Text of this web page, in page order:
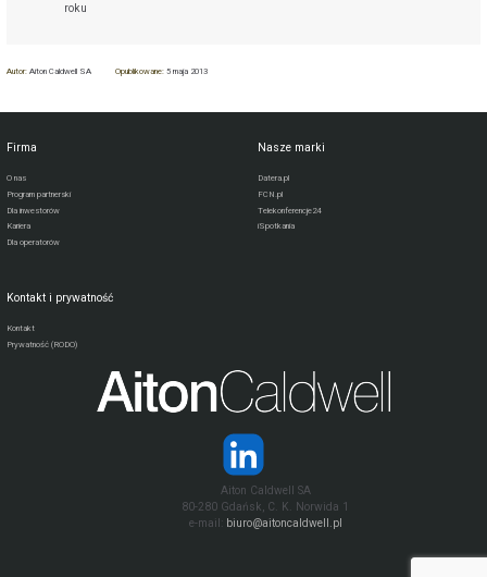
roku
Autor:Aiton Caldwell SA Opublikowane: 5 maja 2013
Firma
O nas
Program partnerski
Dla inwestorów
Kariera
Dla operatorów
Nasze marki
Datera.pl
FCN.pl
Telekonferencje24
iSpotkania
Kontakt i prywatność
Kontakt
Prywatność (RODO)
Aiton Caldwell SA
80-280 Gdańsk, C. K. Norwida 1
e-mail: biuro@aitoncaldwell.pl